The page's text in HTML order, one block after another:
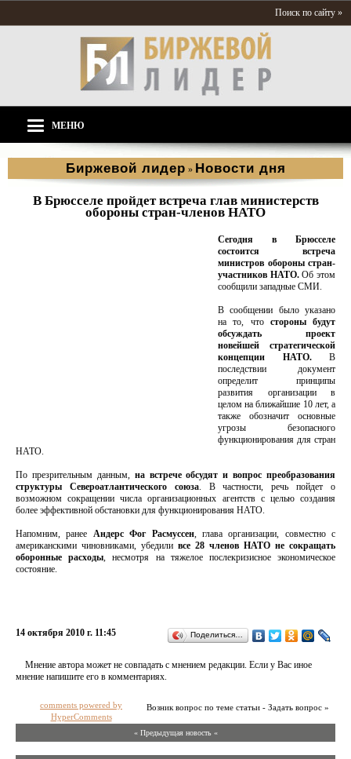
Поиск по сайту »
МЕНЮ
Биржевой лидер » Новости дня
В Брюсселе пройдет встреча глав министерств
обороны стран-членов НАТО
Сегодня в Брюсселе
состоится встреча
министров обороны стран-
участников НАТО.Об этом
сообщили западные СМИ.
В сообщении было указано
на то, что стороны будут
обсуждать проект
новейшей стратегической
концепции НАТО. В
последствии документ
определит принципы
развития организации в
целом на ближайшие 10 лет, а
также обозначит основные
угрозы безопасного
функционирования для стран
НАТО.
По презрительным данным, на встрече обсудят и вопрос преобразования
структуры Североатлантического союза. В частности, речь пойдет о
возможном сокращении числа организационных агентств с целью создания
более эффективной обстановки для функционирования НАТО.
Напомним, ранее Андерс Фог Расмуссен, глава организации, совместно с
американскими чиновниками, убедили все 28 членов НАТО не сокращать
оборонные расходы, несмотря на тяжелое послекризисное экономическое
состояние.
14 октября 2010 г. 11:45 Поделиться…
Мнение автора может не совпадать с мнением редакции. Если у Вас иное
мнение напишите его в комментариях.
Возник вопрос по теме статьи - Задать вопрос »
comments powered by
HyperComments
« Предыдущая новость «